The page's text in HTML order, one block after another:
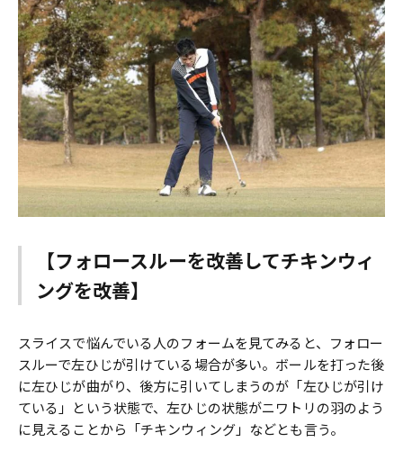
【フォロースルーを改善してチキンウィ
ングを改善】
スライスで悩んでいる人のフォームを見てみると、フォロー
スルーで左ひじが引けている場合が多い。ボールを打った後
に左ひじが曲がり、後方に引いてしまうのが「左ひじが引け
ている」という状態で、左ひじの状態がニワトリの羽のよう
に見えることから「チキンウィング」などとも言う。